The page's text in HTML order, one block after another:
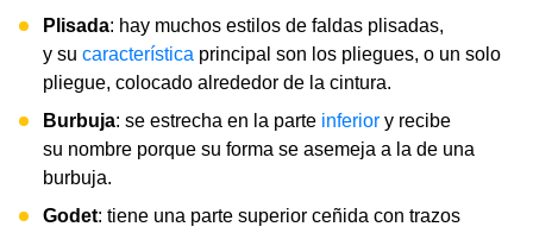
Plisada: hay muchos estilos de faldas plisadas,
y su característica principal son los pliegues, o un solo
pliegue, colocado alrededor de la cintura.
Burbuja: se estrecha en la parte inferior y recibe
su nombre porque su forma se asemeja a la de una
burbuja.
Godet: tiene una parte superior ceñida con trazos